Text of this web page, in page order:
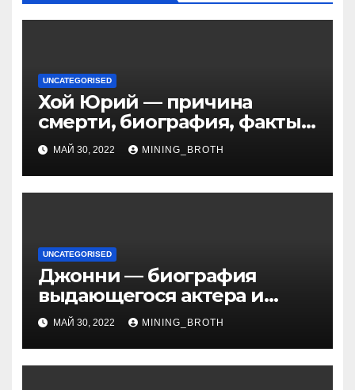
UNCATEGORISED
Хой Юрий — причина
смерти, биография, факты
из жизни Википедия
МАЙ 30, 2022 MINING_BROTH
UNCATEGORISED
Джонни — биография
выдающегося актера и
талантливого певца, чья
артистичность захватывает
миллионы сердец
МАЙ 30, 2022 MINING_BROTH